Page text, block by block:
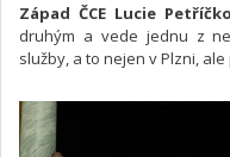
Západ ČCE Lucie
druhým a vede jednu z
služby, a to nejen v Plzni,